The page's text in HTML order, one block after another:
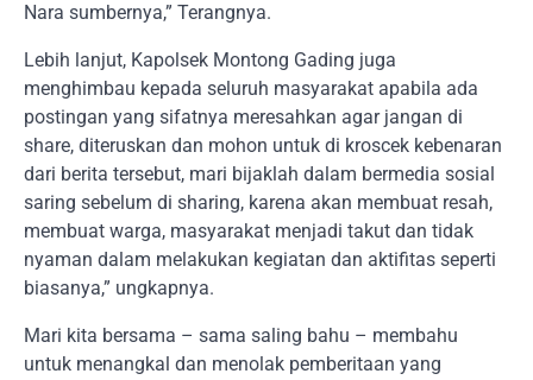
Nara sumbernya,” Terangnya.
Lebih lanjut, Kapolsek Montong Gading juga
menghimbau kepada seluruh masyarakat apabila ada
postingan yang sifatnya meresahkan agar jangan di
share, diteruskan dan mohon untuk di kroscek kebenaran
dari berita tersebut, mari bijaklah dalam bermedia sosial
saring sebelum di sharing, karena akan membuat resah,
membuat warga, masyarakat menjadi takut dan tidak
nyaman dalam melakukan kegiatan dan aktifitas seperti
biasanya,” ungkapnya.
Mari kita bersama – sama saling bahu – membahu
untuk menangkal dan menolak pemberitaan yang